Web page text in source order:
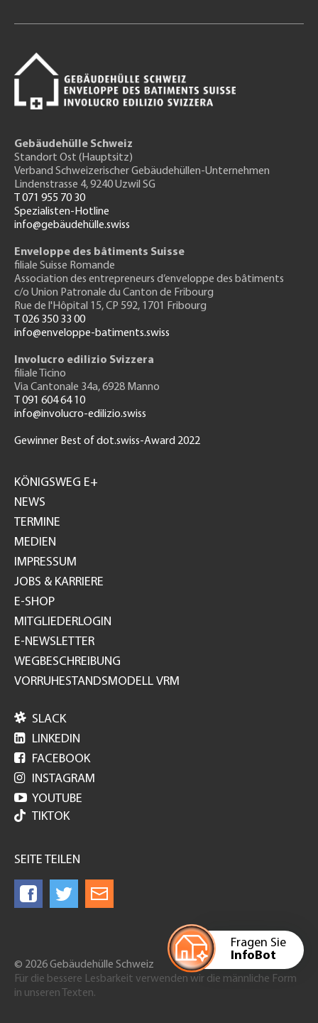
Fragen Sie
InfoBot
Gebäudehülle Schweiz
Standort Ost (Hauptsitz)
Verband Schweizerischer Gebäudehüllen-Unternehmen
Lindenstrasse 4, 9240 Uzwil SG
T 071 955 70 30
Spezialisten-Hotline
info@gebäudehülle.swiss
Enveloppe des bâtiments Suisse
filiale Suisse Romande
Association des entrepreneurs d’enveloppe des bâtiments
c/o Union Patronale du Canton de Fribourg
Rue de l'Hôpital 15, CP 592, 1701 Fribourg
T 026 350 33 00
info@enveloppe-batiments.swiss
Involucro edilizio Svizzera
filiale Ticino
Via Cantonale 34a, 6928 Manno
T 091 604 64 10
info@involucro-edilizio.swiss
Gewinner Best of dot.swiss-Award 2022
GH
KÖNIGSWEG E+
NEWS
TERMINE
MEDIEN
IMPRESSUM
JOBS & KARRIERE
E-SHOP
MITGLIEDERLOGIN
E-NEWSLETTER
WEGBESCHREIBUNG
VORRUHESTANDSMODELL VRM
 SLACK
 LINKEDIN
 FACEBOOK
 INSTAGRAM
 YOUTUBE
TIKTOK
SEITE TEILEN
© 2026 Gebäudehülle Schweiz
Für die bessere Lesbarkeit verwenden wir die männliche Form
in unseren Texten.